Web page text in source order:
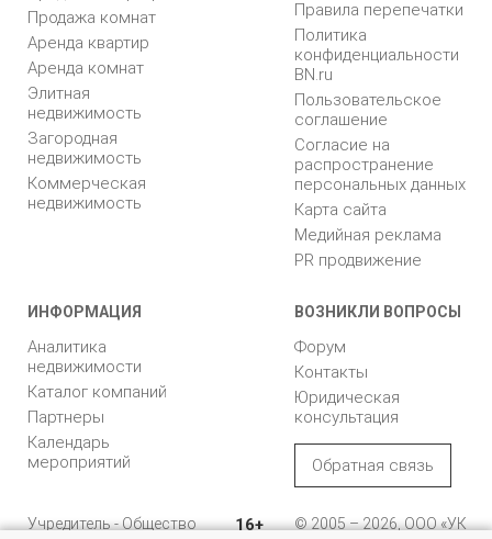
Продажа комнат
Аренда квартир
Аренда комнат
Элитная
недвижимость
Загородная
недвижимость
Коммерческая
недвижимость
Правила перепечатки
Политика
конфиденциальности
BN.ru
Пользовательское
соглашение
Согласие на
распространение
персональных данных
Карта сайта
Медийная реклама
PR продвижение
ИНФОРМАЦИЯ
Аналитика
недвижимости
Каталог компаний
Партнеры
Календарь
мероприятий
ВОЗНИКЛИ ВОПРОСЫ
Форум
Контакты
Юридическая
консультация
Обратная связь
Учредитель - Общество
16+
© 2005 – 2026, ООО «УК